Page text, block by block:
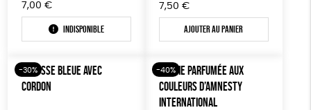
DONS
7,00 €
Indisponible
7,50 €
Ajouter au panier
-30%
TROUSSE BLEUE AVEC
CORDON
-40%
BOUGIE PARFUMÉE AUX
COULEURS D’AMNESTY
INTERNATIONAL